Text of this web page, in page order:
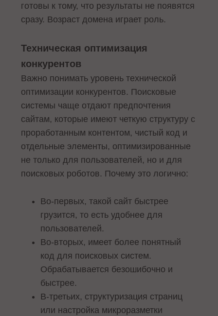
готовы к тому, что результаты не появятся
сразу. Возраст домена играет роль.
Техническая оптимизация
конкурентов
Важно понимать уровень технической
оптимизации конкурентов. Поисковые
системы чаще отдают предпочтения
сайтам, которые имеют четкую структуру с
проработанным контентом, чистый код и
отдельные элементы, оптимизированные
не только для пользователей, но и для
поисковых роботов. Почему это логично:
Во-первых, такой сайт быстрее
грузится, то есть удобнее для
пользователей.
Во-вторых, имеет более понятный
код для поисковых систем.
Обрабатывается безошибочно и
быстрее.
В-третьих, структуризация страниц
или настройка микроразметки